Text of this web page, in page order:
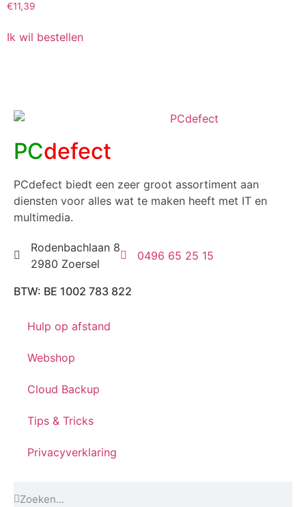
€11,39
Ik wil bestellen
PCdefect
PCdefect biedt een zeer groot assortiment aan
diensten voor alles wat te maken heeft met IT en
multimedia.
Rodenbachlaan 8
2980 Zoersel
0496 65 25 15
BTW: BE 1002 783 822
Hulp op afstand
Webshop
Cloud Backup
Tips & Tricks
Privacyverklaring